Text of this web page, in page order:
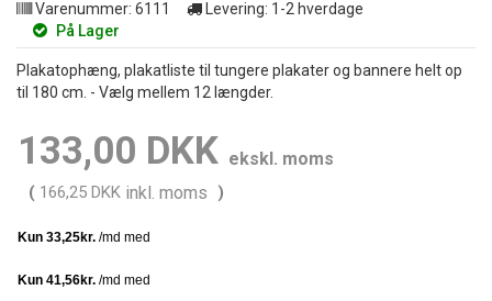
Varenummer: 6111 Levering: 1-2 hverdage
På Lager
Plakatophæng, plakatliste til tungere plakater og bannere helt op
til 180 cm. - Vælg mellem 12 længder.
133,00 DKK ekskl. moms
( 166,25 DKK inkl. moms )